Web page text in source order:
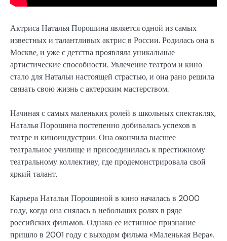
Актриса Наталья Порошина является одной из самых
известных и талантливых актрис в России. Родилась она в
Москве, и уже с детства проявляла уникальные
артистические способности. Увлечение театром и кино
стало для Натальи настоящей страстью, и она рано решила
связать свою жизнь с актерским мастерством.
Начиная с самых маленьких ролей в школьных спектаклях,
Наталья Порошина постепенно добивалась успехов в
театре и киноиндустрии. Она окончила высшее
театральное училище и присоединилась к престижному
театральному коллективу, где продемонстрировала свой
яркий талант.
Карьера Натальи Порошиной в кино началась в 2000
году, когда она снялась в небольших ролях в ряде
российских фильмов. Однако ее истинное признание
пришло в 2001 году с выходом фильма «Маленькая Вера».